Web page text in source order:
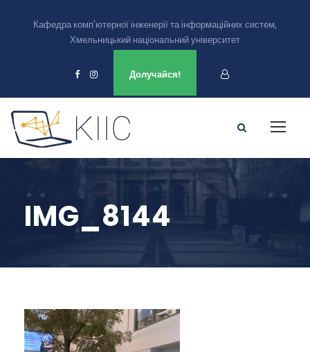
Кафедра комп'ютерної інженерії та інформаційних систем,
Хмельницький національний університет
Долучайся!
IMG_8144